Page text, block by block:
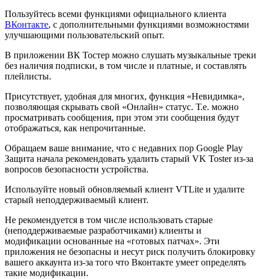
Пользуйтесь всеми функциями официального клиента
ВКонтакте, с дополнительными функциями возможностями
улучшающими пользовательский опыт.
В приложении ВК Тостер можно слушать музыкальные треки
без наличия подписки, в том числе и платные, и составлять
плейлисты.
Присутствует, удобная для многих, функция «Невидимка»,
позволяющая скрывать свой «Онлайн» статус. Т.е. можно
просматривать сообщения, при этом эти сообщения будут
отображаться, как непрочитанные.
Обращаем ваше внимание, что с недавних пор Google Play
Защита начала рекомендовать удалить старый VK Toster из-за
вопросов безопасности устройства.
Используйте новый обновляемый клиент VTLite и удалите
старый неподдерживаемый клиент.
Не рекомендуется в том числе использовать старые
(неподдерживаемые разработчиками) клиенты и
модификации основанные на «готовых патчах». Эти
приложения не безопасны и несут риск получить блокировку
вашего аккаунта из-за того что Вконтакте умеет определять
такие модификации.